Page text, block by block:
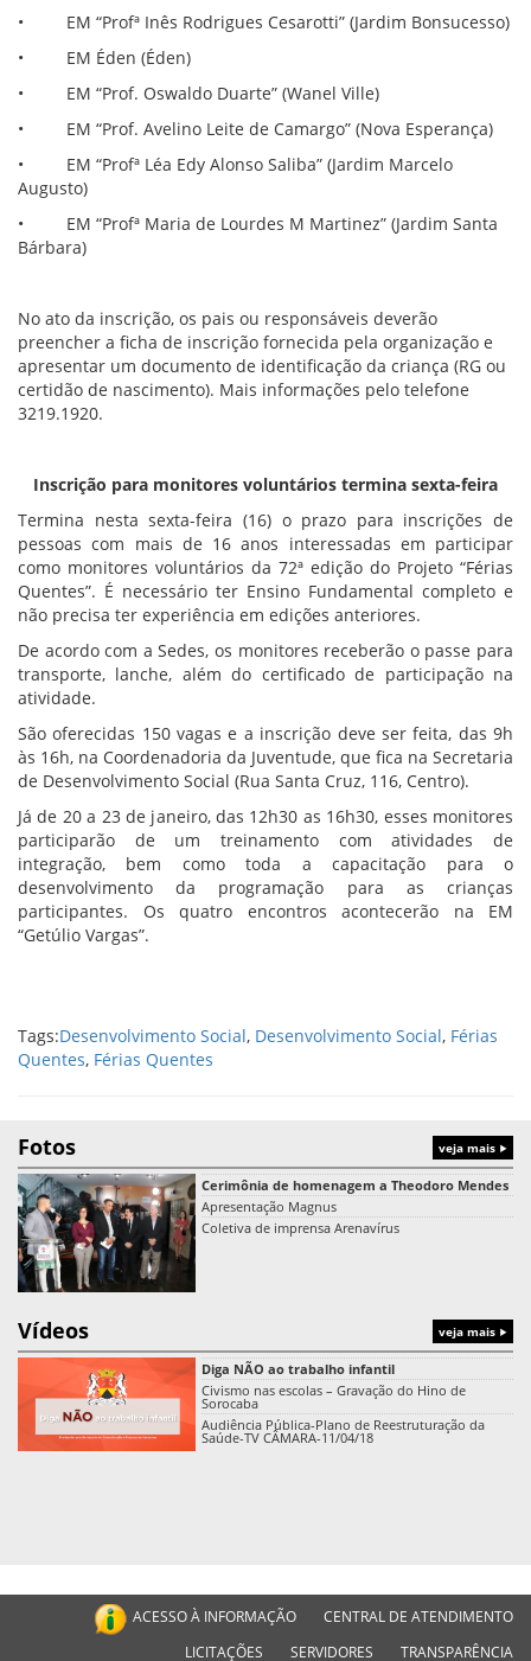
• EM “Profª Inês Rodrigues Cesarotti” (Jardim Bonsucesso)
• EM Éden (Éden)
• EM “Prof. Oswaldo Duarte” (Wanel Ville)
• EM “Prof. Avelino Leite de Camargo” (Nova Esperança)
• EM “Profª Léa Edy Alonso Saliba” (Jardim Marcelo
Augusto)
• EM “Profª Maria de Lourdes M Martinez” (Jardim Santa
Bárbara)
No ato da inscrição, os pais ou responsáveis deverão
preencher a ficha de inscrição fornecida pela organização e
apresentar um documento de identificação da criança (RG ou
certidão de nascimento). Mais informações pelo telefone
3219.1920.
Inscrição para monitores voluntários termina sexta-feira
Termina nesta sexta-feira (16) o prazo para inscrições de
pessoas com mais de 16 anos interessadas em participar
como monitores voluntários da 72ª edição do Projeto “Férias
Quentes”. É necessário ter Ensino Fundamental completo e
não precisa ter experiência em edições anteriores.
De acordo com a Sedes, os monitores receberão o passe para
transporte, lanche, além do certificado de participação na
atividade.
São oferecidas 150 vagas e a inscrição deve ser feita, das 9h
às 16h, na Coordenadoria da Juventude, que fica na Secretaria
de Desenvolvimento Social (Rua Santa Cruz, 116, Centro).
Já de 20 a 23 de janeiro, das 12h30 as 16h30, esses monitores
participarão de um treinamento com atividades de
integração, bem como toda a capacitação para o
desenvolvimento da programação para as crianças
participantes. Os quatro encontros acontecerão na EM
“Getúlio Vargas”.
Tags:Desenvolvimento Social, Desenvolvimento Social, Férias
Quentes, Férias Quentes
Fotos veja mais
Cerimônia de homenagem a Theodoro Mendes
Apresentação Magnus
Coletiva de imprensa Arenavírus
Vídeos veja mais
Diga NÃO ao trabalho infantil
Civismo nas escolas – Gravação do Hino de
Sorocaba
Audiência Pública-Plano de Reestruturação da
Saúde-TV CÂMARA-11/04/18
ACESSO À INFORMAÇÃO
CENTRAL DE ATENDIMENTO
LICITAÇÕES
SERVIDORES TRANSPARÊNCIA